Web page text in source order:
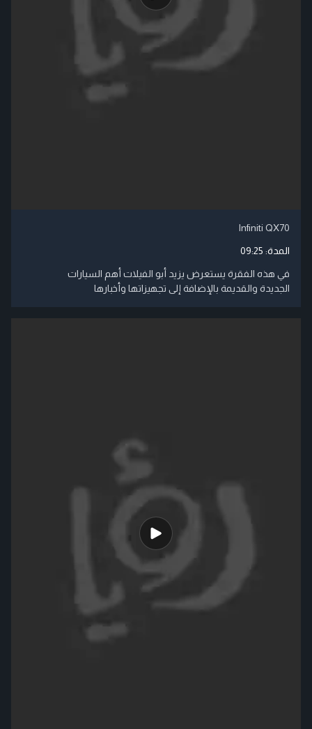
Infiniti QX70
المدة: 09:25
في هذه الفقرة يستعرض يزيد أبو الفيلات أهم السيارات
الجديدة والقديمة بالإضافة إلى تجهيزاتها وأخبارها